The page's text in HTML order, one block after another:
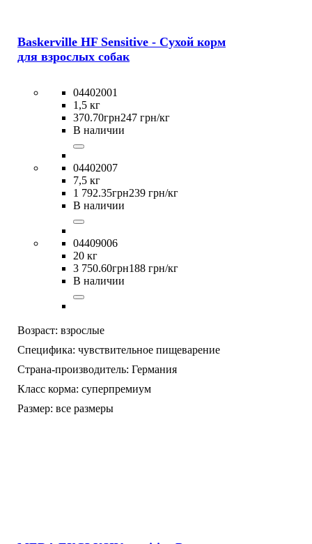
Baskerville HF Sensitive - Сухой корм
для взрослых собак
04402001
1,5 кг
370.70грн247 грн/кг
В наличии
04402007
7,5 кг
1 792.35грн239 грн/кг
В наличии
04409006
20 кг
3 750.60грн188 грн/кг
В наличии
Возраст: взрослые
Специфика: чувствительное пищеварение
Страна-производитель: Германия
Класс корма: суперпремиум
Размер: все размеры